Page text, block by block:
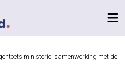
ministerie: samenwerking met de